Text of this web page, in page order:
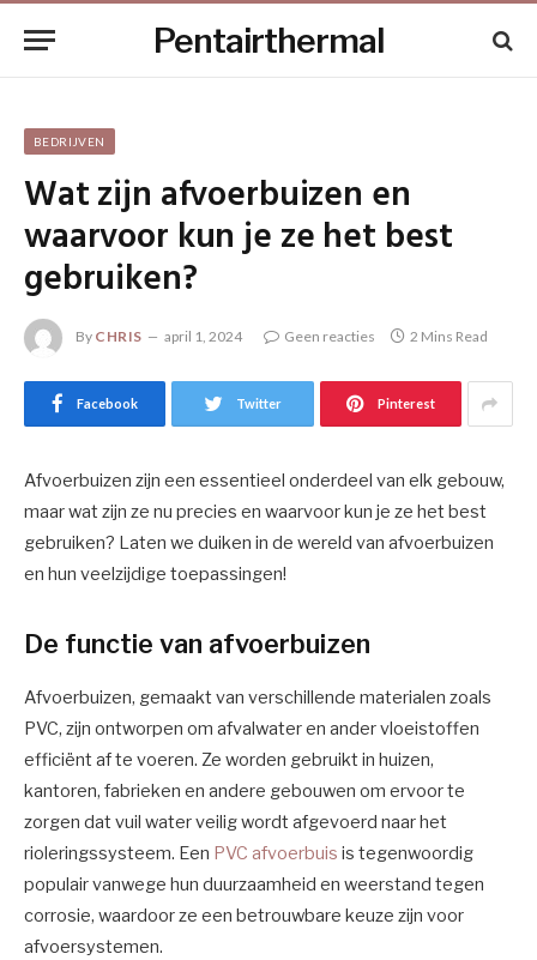
Pentairthermal
BEDRIJVEN
Wat zijn afvoerbuizen en
waarvoor kun je ze het best
gebruiken?
By CHRIS april 1, 2024 Geen reacties 2 Mins Read
Facebook Twitter Pinterest
Afvoerbuizen zijn een essentieel onderdeel van elk gebouw,
maar wat zijn ze nu precies en waarvoor kun je ze het best
gebruiken? Laten we duiken in de wereld van afvoerbuizen
en hun veelzijdige toepassingen!
De functie van afvoerbuizen
Afvoerbuizen, gemaakt van verschillende materialen zoals
PVC, zijn ontworpen om afvalwater en ander vloeistoffen
efficiënt af te voeren. Ze worden gebruikt in huizen,
kantoren, fabrieken en andere gebouwen om ervoor te
zorgen dat vuil water veilig wordt afgevoerd naar het
rioleringssysteem. Een PVC afvoerbuis is tegenwoordig
populair vanwege hun duurzaamheid en weerstand tegen
corrosie, waardoor ze een betrouwbare keuze zijn voor
afvoersystemen.